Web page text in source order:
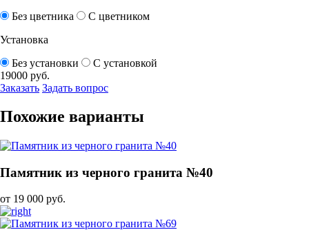
Без цветника
С цветником
Установка
Без установки
С установкой
19000 руб.
Заказать Задать вопрос
Похожие варианты
Памятник из черного гранита №40
от 19 000 руб.